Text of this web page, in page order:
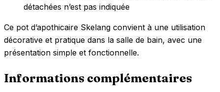
détachées n’est pas indiquée
Ce pot d’apothicaire Skelang convient à une utilisation
décorative et pratique dans la salle de bain, avec une
présentation simple et fonctionnelle.
Informations complémentaires